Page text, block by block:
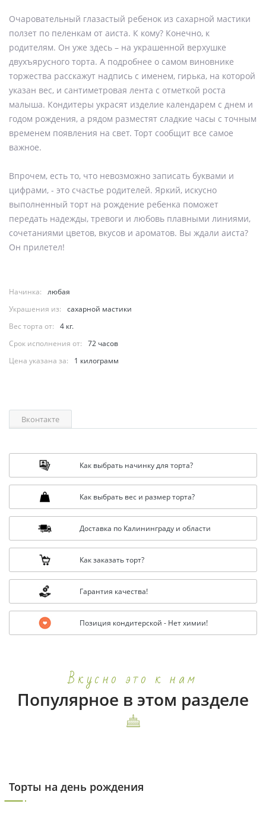
Очаровательный глазастый ребенок из сахарной мастики
ползет по пеленкам от аиста. К кому? Конечно, к
родителям. Он уже здесь – на украшенной верхушке
двухъярусного торта. А подробнее о самом виновнике
торжества расскажут надпись с именем, гирька, на которой
указан вес, и сантиметровая лента с отметкой роста
малыша. Кондитеры украсят изделие календарем с днем и
годом рождения, а рядом разместят сладкие часы с точным
временем появления на свет. Торт сообщит все самое
важное.
Впрочем, есть то, что невозможно записать буквами и
цифрами, - это счастье родителей. Яркий, искусно
выполненный торт на рождение ребенка поможет
передать надежды, тревоги и любовь плавными линиями,
сочетаниями цветов, вкусов и ароматов. Вы ждали аиста?
Он прилетел!
Начинка:
любая
Украшения из:
сахарной мастики
Вес торта от:
4 кг.
Срок исполнения от:
72 часов
Цена указана за:
1 килограмм
Вконтакте
Как выбрать начинку для торта?
Как выбрать вес и размер торта?
Доставка по Калининграду и области
Как заказать торт?
Гарантия качества!
Позиция кондитерской - Нет химии!
Вкусно это к нам
Популярное в этом разделе
Торты на день рождения